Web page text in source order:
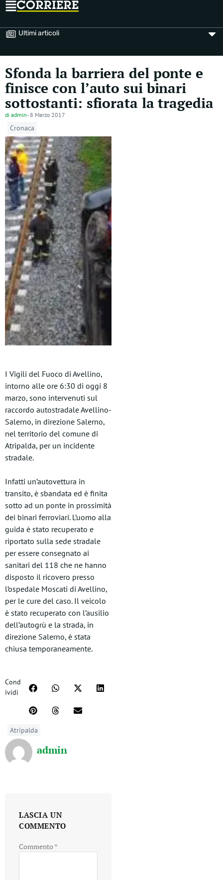
Ultimi articoli
Sfonda la barriera del ponte e
finisce con l’auto sui binari
sottostanti: sfiorata la tragedia
di admin- 8 Marzo 2017
Cronaca
I Vigili del Fuoco di Avellino,
intorno alle ore 6:30 di oggi 8
marzo, sono intervenuti sul
raccordo autostradale Avellino-
Salerno, in direzione Salerno,
nel territorio del comune di
Atripalda, per un incidente
stradale.
Infatti un’autovettura in
transito, è sbandata ed è finita
sotto ad un ponte in prossimità
dei binari ferroviari. L’uomo alla
guida è stato recuperato e
riportato sulla sede stradale
per essere consegnato ai
sanitari del 118 che ne hanno
disposto il ricovero presso
l’ospedale Moscati di Avellino,
per le cure del caso. Il veicolo
è stato recuperato con l’ausilio
dell’autogrù e la strada, in
direzione Salerno, è stata
chiusa temporaneamente.
Cond
ividi
Atripalda
admin
LASCIA UN
COMMENTO
Commento *